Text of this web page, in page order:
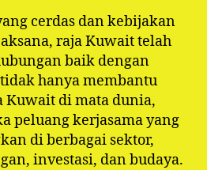
cerdas dan kebijakan
raja Kuwait telah
baik dengan
hanya membantu
di mata dunia,
peluang kerjasama yang
di berbagai sektor,
investasi, dan budaya.